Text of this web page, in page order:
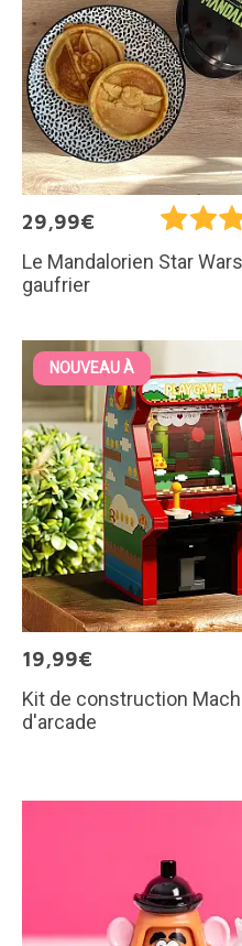
29,99€
Le Mandalorien Star
gaufrier
NOUVEAU À
19,99€
Kit de construction
d'arcade